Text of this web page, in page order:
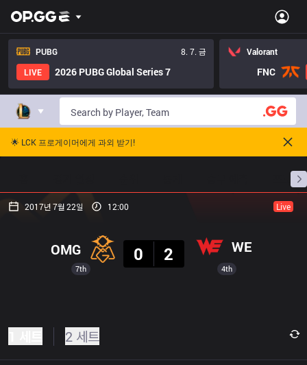
PUBG
8. 7. 금
LIVE
2026 PUBG Global Series 7
Valorant
FNC
🌟 LCK 프로게이머에게 과외 받기!
프로빌
2017년 7월 22일 12:00 Live
7th
OMG
0
2 WE
4th
2 세트